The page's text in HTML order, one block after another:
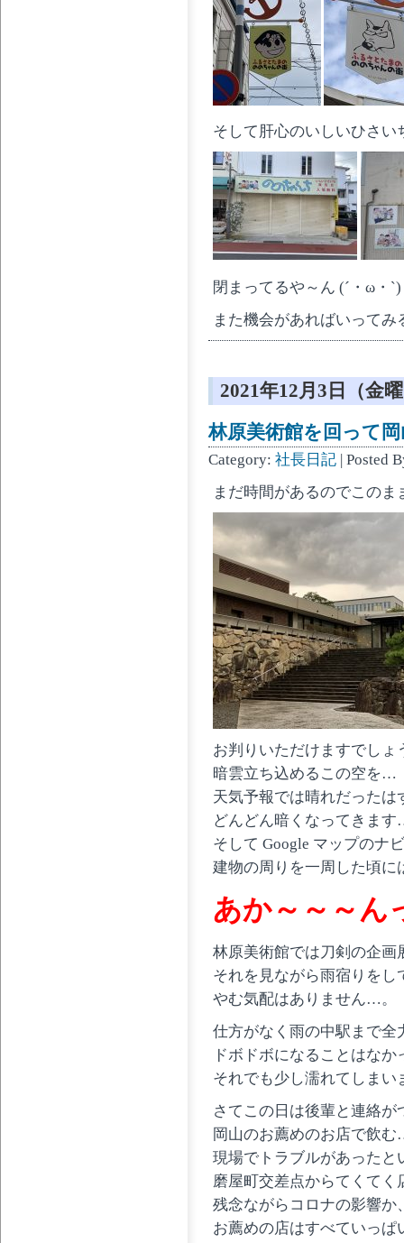
そして肝心のいしいひさい
閉まってるや～ん (´・ω・`)
また機会があればいってみ
2021年12月3日（金
林原美術館を回って
Category: 社長日記 | Posted
まだ時間があるのでこの
お判りいただけますでしょ
暗雲立ち込めるこの空を…
天気予報では晴れだったは
どんどん暗くなってきま
そして Google マップのナ
建物の周りを一周した頃
あか～～～ん
林原美術館では刀剣の企画
それを見ながら雨宿りをし
やむ気配はありません…。
仕方がなく雨の中駅まで
ドボドボになることはなか
それでも少し濡れてしまい
さてこの日は後輩と連絡が
岡山のお薦めのお店で飲
現場でトラブルがあったと
磨屋町交差点からてくてく
残念ながらコロナの影響か
お薦めの店はすべていっぱ